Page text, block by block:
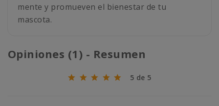
mente y promueven el bienestar de tu
mascota.
Opiniones (1) - Resumen
5 de 5